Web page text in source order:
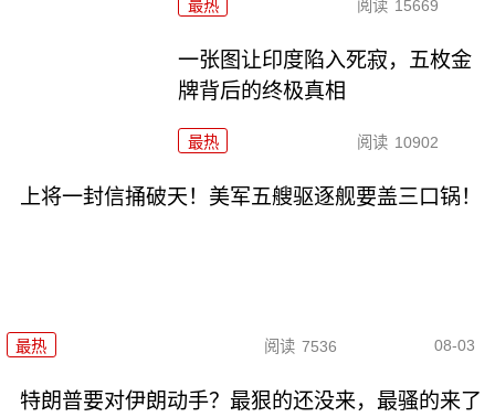
最热 阅读 15669
一张图让印度陷入死寂，五枚金
牌背后的终极真相
最热 阅读 10902
上将一封信捅破天！美军五艘驱逐舰要盖三口锅！
最热 阅读 7536 08-03
特朗普要对伊朗动手？最狠的还没来，最骚的来了